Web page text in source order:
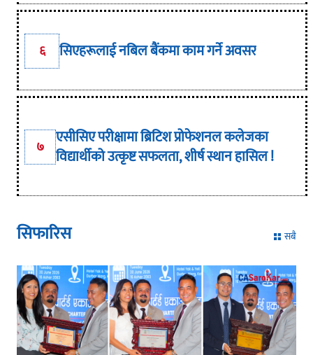
६ सिएहरूलाई नबिल बैंकमा काम गर्ने अवसर
७ एसीसिए परीक्षामा ब्रिटिश प्रोफेशनल कलेजका
विद्यार्थीको उत्कृष्ट सफलता, शीर्ष स्थान हासिल !
सिफारिस सबै